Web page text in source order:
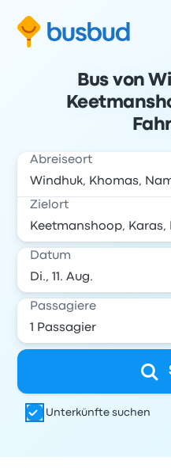
Bus von
Abreiseort
Zielort
Datum
Passagiere
Unterkünfte suchen